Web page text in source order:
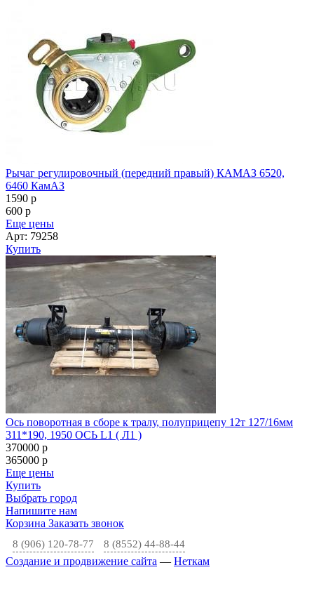
Рычаг регулировочный (передний правый) КАМАЗ 6520,
6460 КамАЗ
1590 p
600 p
Еще цены
Арт: 79258
Купить
Ось поворотная в сборе к тралу, полуприцепу 12т 127/16мм
311*190, 1950 ОСЬ L1 ( Л1 )
370000 p
365000 p
Еще цены
Купить
Выбрать город
Напишите нам
Корзина Заказать звонок
8 (906) 120-78-77 8 (8552) 44-88-44
Создание и продвижение сайта — Неткам